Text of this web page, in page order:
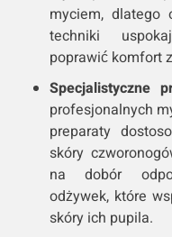
myciem, dlatego
techniki
poprawić komfort
Specjalistyczne
profesjonalnych
preparaty
skóry
na dobór
odżywek, które
skóry ich pupila.